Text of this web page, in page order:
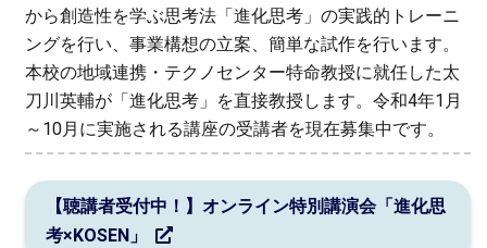
から創造性を学ぶ思考法「進化思考」の実践的トレーニ
ングを行い、事業構想の立案、簡単な試作を行います。
本校の地域連携・テクノセンター特命教授に就任した太
刀川英輔が「進化思考」を直接教授します。令和4年1月
～10月に実施される講座の受講者を現在募集中です。
【聴講者受付中！】オンライン特別講演会「進化思
考×KOSEN」